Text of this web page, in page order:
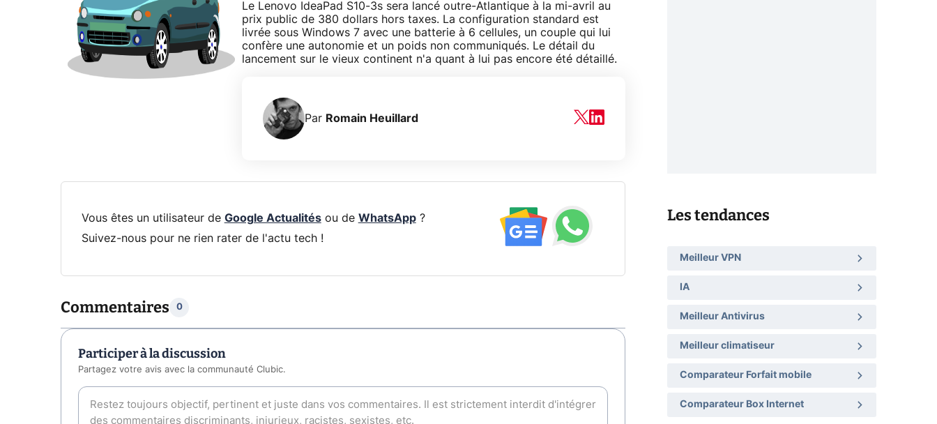
Le Lenovo IdeaPad S10-3s sera lancé outre-Atlantique à la mi-avril au
prix public de 380 dollars hors taxes. La configuration standard est
livrée sous Windows 7 avec une batterie à 6 cellules, un couple qui lui
confère une autonomie et un poids non communiqués. Le détail du
lancement sur le vieux continent n'a quant à lui pas encore été détaillé.
Par Romain Heuillard
Vous êtes un utilisateur de Google Actualitésou de WhatsApp?
Suivez-nous pour ne rien rater de l'actu tech !
Commentaires 0
Participer à la discussion
Partagez votre avis avec la communauté Clubic.
Les tendances
Meilleur VPN
IA
Meilleur Antivirus
Meilleur climatiseur
Comparateur Forfait mobile
Comparateur Box Internet